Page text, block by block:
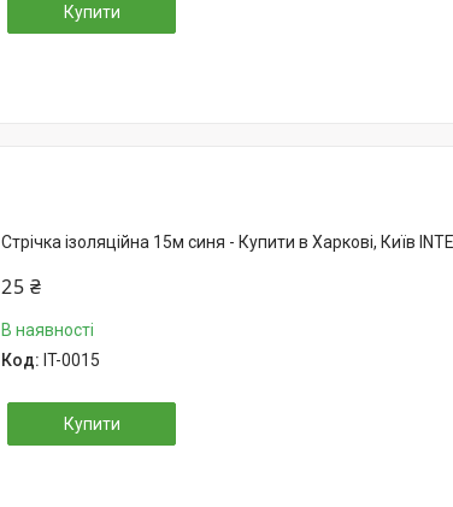
Купити
Стрічка ізоляційна 15м синя - Купити в Харкові, Київ
25 ₴
IT-0015
В наявності
Купити